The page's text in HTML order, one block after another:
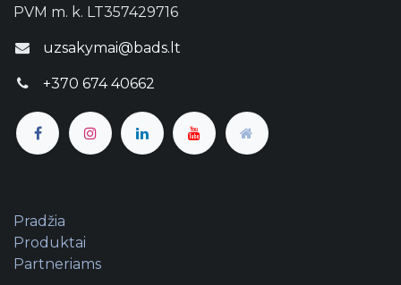
PVM m. k. LT357429716
uzsakymai@bads.lt
+370 674 40662
Pradžia
Produktai
Partneriams